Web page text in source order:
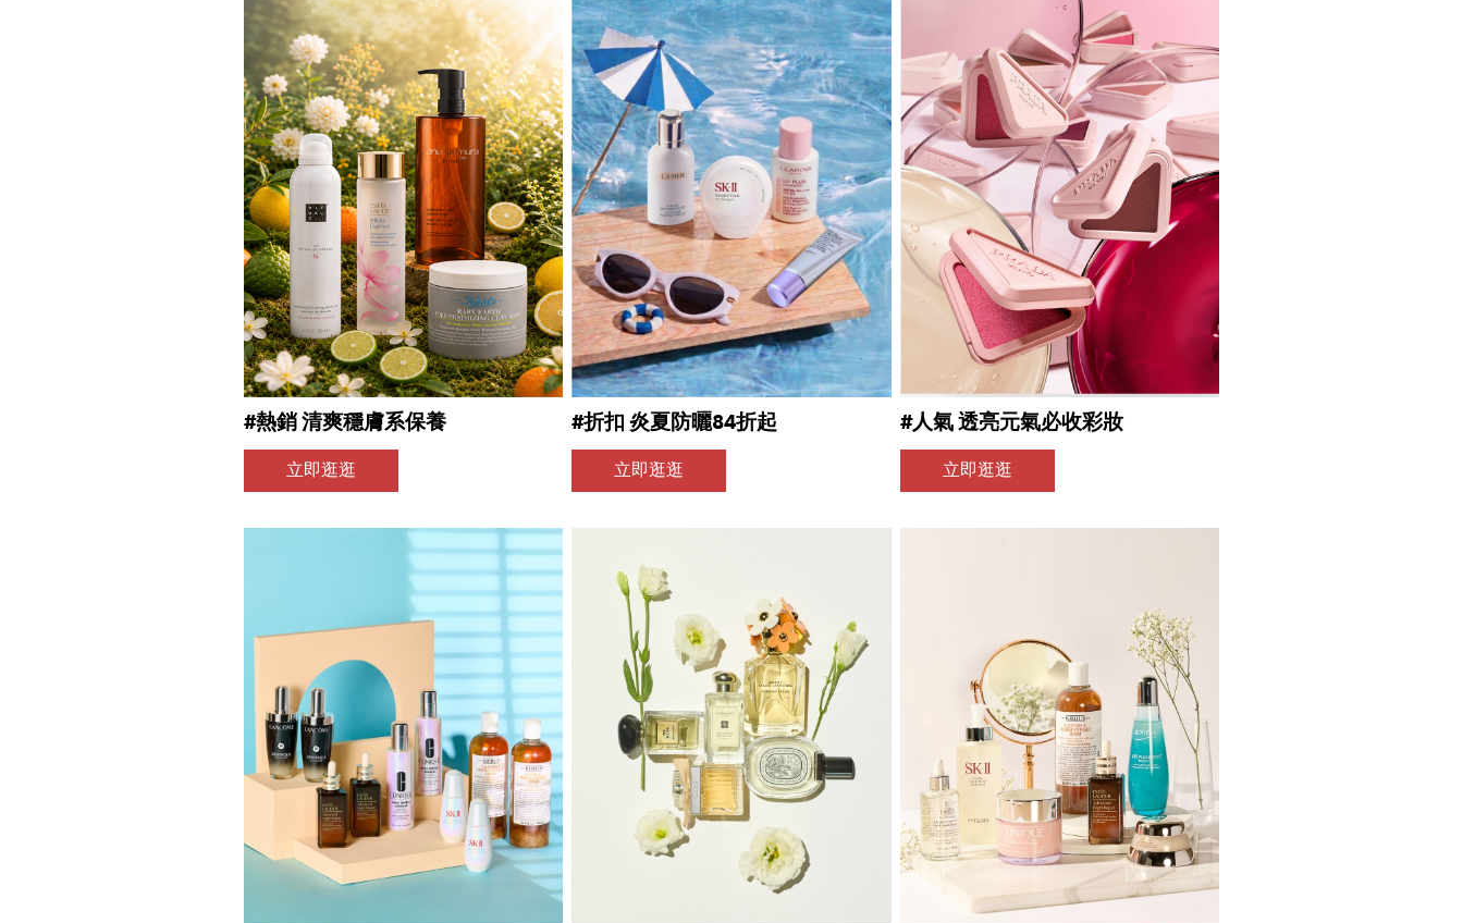
桃園國際機場(TPE)
臺北松山機場(TSA)
臺中國際機場(RMQ)
高雄國際機場(KHH)
提醒您：
免稅品線上預訂服務限 國際線出境旅客 使用
不同機場的下單時間皆不相同，細節或訂購流程指引，請瀏覽購物流程說
明。
#熱銷 清爽穩膚系保養
立即逛逛
#折扣 炎夏防曬84折起
立即逛逛
#人氣 透亮元氣必收彩妝
立即逛逛